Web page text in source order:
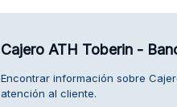
Cajero ATH Toberin -
Encontrar información sobre
atención al cliente.